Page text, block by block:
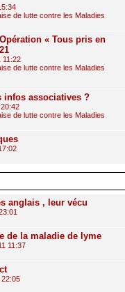
de lutte contre les Maladies
« Tous pris en
11:22
de lutte contre les Maladies
infos associatives ?
de lutte contre les Maladies
anglais , leur vécu
de la maladie de lyme
11:37